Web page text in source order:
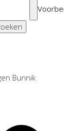
Bunnik